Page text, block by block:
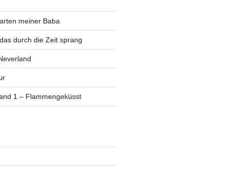
meiner Baba
durch die Zeit sprang
1 – Flammengeküsst